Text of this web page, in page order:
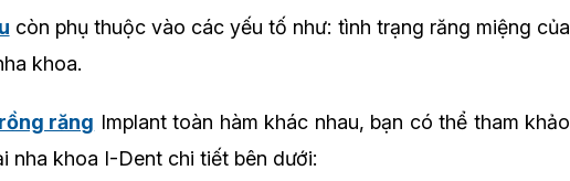
còn phụ thuộc vào các yếu tố như: tình trạng răng miệng của
khoa.
răng Implant toàn hàm khác nhau, bạn có thể tham khảo
nha khoa I-Dent chi tiết bên dưới: